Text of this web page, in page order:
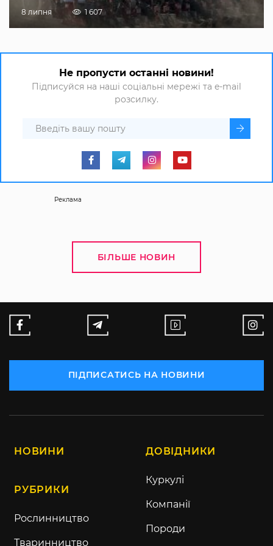
8 липня 1 607
Не пропусти останні новини!
Підписуйся на наші соціальні мережі та e-mail
розсилку.
Реклама
БІЛЬШЕ НОВИН
ПІДПИСАТИСЬ НА НОВИНИ
НОВИНИ
РУБРИКИ
Рослинництво
Тваринництво
ДОВІДНИКИ
Куркулі
Компанії
Породи